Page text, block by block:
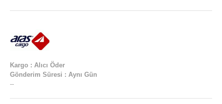
bambu meşale toptan
ışıklı bağcık
Kargo : Alıcı Öder
Gönderim Süresi : Aynı Gün
--